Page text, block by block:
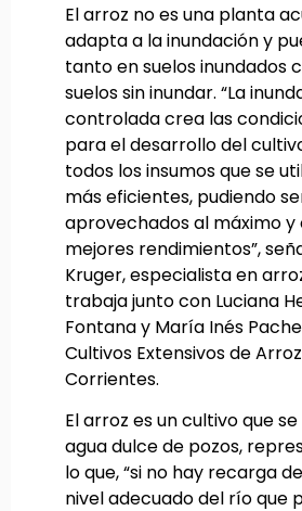
El arroz no es una planta
adapta a la inundación y
tanto en suelos inundados
suelos sin inundar. “La
controlada crea las
para el desarrollo del
todos los insumos que se
más eficientes, pudiendo
aprovechados al máximo
mejores rendimientos”,
Kruger, especialista en
trabaja junto con Luciana
Fontana y María Inés
Cultivos Extensivos de
Corrientes.
El arroz es un cultivo que
agua dulce de pozos,
lo que, “si no hay recarga
nivel adecuado del río que